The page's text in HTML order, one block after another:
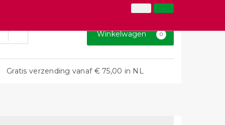
Klantenservice
Winkelwagen 0
Gratis verzending vanaf € 75,00 in NL